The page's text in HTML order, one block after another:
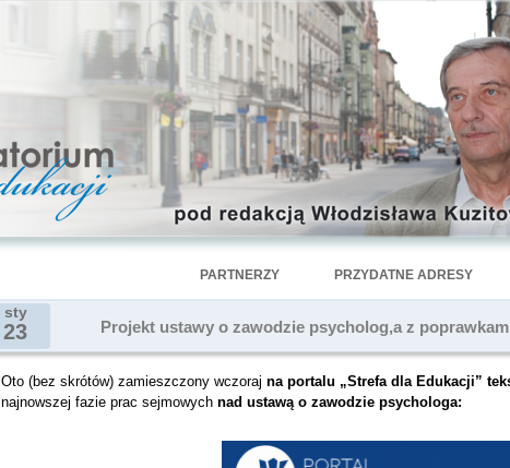
PARTNERZY PRZYDATNE ADRESY
sty
23 Projekt ustawy o zawodzie psycholog,a z
Oto (bez skrótów) zamieszczony wczoraj na portalu „Strefa dla Edukacji”
najnowszej fazie prac sejmowych nad ustawą o zawodzie psychologa: